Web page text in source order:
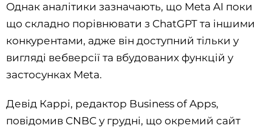
Однак аналітики зазначають, що Meta AI поки
що складно порівнювати з ChatGPT та іншими
конкурентами, адже він доступний тільки у
вигляді вебверсії та вбудованих функцій у
застосунках Meta.
Девід Каррі, редактор Business of Apps,
повідомив CNBC у грудні, що окремий сайт